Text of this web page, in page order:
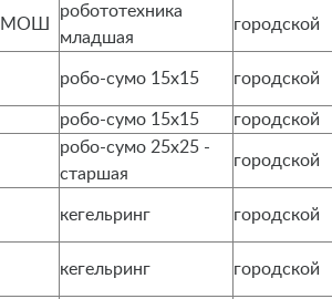
МОШ
робототехника
младшая
городской
робо-сумо 15х15 городской
робо-сумо 15х15 городской
робо-сумо 25х25 -
старшая
городской
кегельринг городской
кегельринг городской